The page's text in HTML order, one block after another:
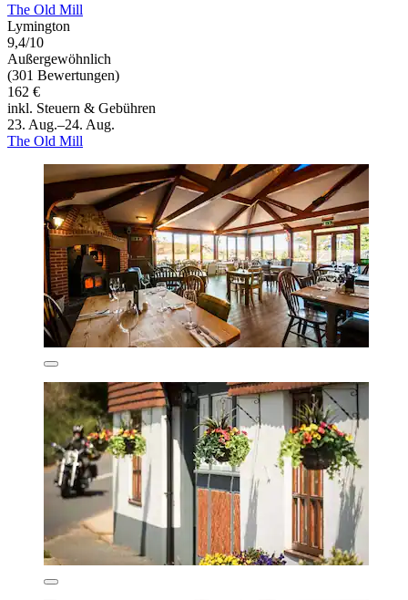
The Old Mill
Lymington
9,4/10
Außergewöhnlich
(301 Bewertungen)
162 €
inkl. Steuern & Gebühren
23. Aug.–24. Aug.
The Old Mill